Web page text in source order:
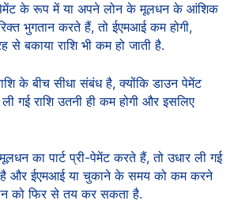
के रूप में या अपने लोन के मूलधन के आंशिक
भुगतान करते हैं, तो ईएमआई कम होगी,
से बकाया राशि भी कम हो जाती है.
के बीच सीधा संबंध है, क्योंकि डाउन पेमेंट
गई राशि उतनी ही कम होगी और इसलिए
का पार्ट प्री-पेमेंट करते हैं, तो उधार ली गई
है और ईएमआई या चुकाने के समय को कम करने
को फिर से तय कर सकता है.